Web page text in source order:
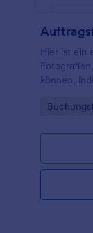
Hier ist ein
können,
Ihren
Go to